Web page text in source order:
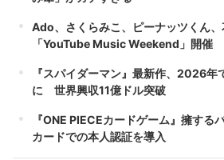
Ado、さくらみこ、ピーナッツくん
「YouTube Music Weekend」開催
『スパイダーマン』最新作、2026年
に 世界興収11億ドル突破
『ONE PIECEカードゲーム』擁する
カードでの本人認証を導入